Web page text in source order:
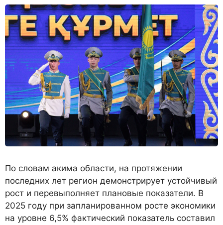
По словам акима области, на протяжении
последних лет регион демонстрирует устойчивый
рост и перевыполняет плановые показатели. В
2025 году при запланированном росте экономики
на уровне 6,5% фактический показатель составил